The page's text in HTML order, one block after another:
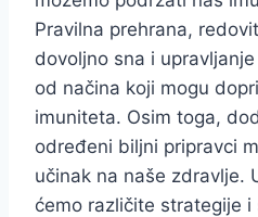
Pravilna prehrana,
dovoljno sna i
od načina koji mogu
imuniteta. Osim toga,
određeni biljni pripravci
učinak na naše zdravlje.
ćemo različite strategije